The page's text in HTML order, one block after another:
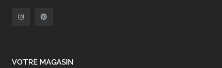
VOTRE MAGASIN